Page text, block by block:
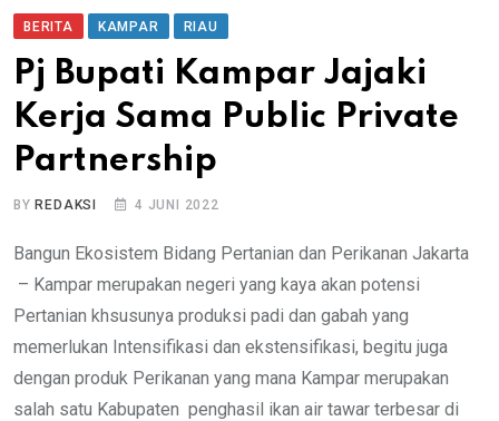
BERITA KAMPAR RIAU
Pj Bupati Kampar Jajaki
Kerja Sama Public Private
Partnership
BYREDAKSI 4 JUNI 2022
Bangun Ekosistem Bidang Pertanian dan Perikanan Jakarta
– Kampar merupakan negeri yang kaya akan potensi
Pertanian khsusunya produksi padi dan gabah yang
memerlukan Intensifikasi dan ekstensifikasi, begitu juga
dengan produk Perikanan yang mana Kampar merupakan
salah satu Kabupaten penghasil ikan air tawar terbesar di